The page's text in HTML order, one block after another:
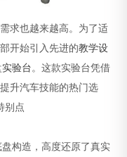
求也越来越高。为了适
开始引入先进的教学设
实验台。这款实验台凭借
升汽车技能的热门选
别点
构造，高度还原了真实